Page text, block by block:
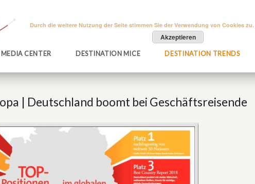
CENTER DESTINATION MICE DESTINATION TRENDS
| Deutschland boomt bei Geschäftsreisende
Durch die weitere Nutzung der Seite stimmen Sie der Verwendung von Cookies zu.
Akzeptieren